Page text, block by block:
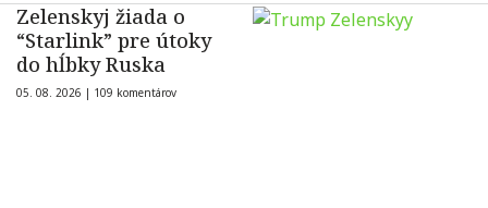
Zelenskyj žiada o
“Starlink” pre útoky
do hĺbky Ruska
05. 08. 2026 | 109 komentárov